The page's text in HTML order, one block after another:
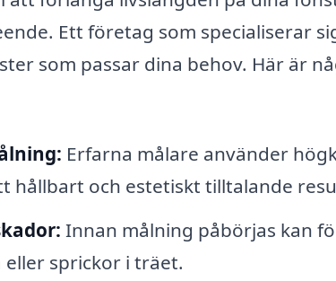
Ett företag som specialiserar
som passar dina behov. Här är
Erfarna målare använder
hållbart och estetiskt tilltalande
Innan målning påbörjas kan
sprickor i träet.